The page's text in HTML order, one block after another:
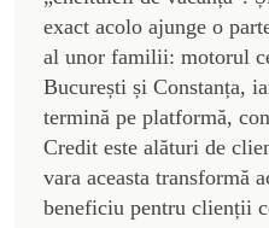
exact acolo ajunge o
al unor familii: motorul
București și Constanța,
termină pe platformă,
Credit este alături de
vara aceasta transformă
beneficiu pentru clienții